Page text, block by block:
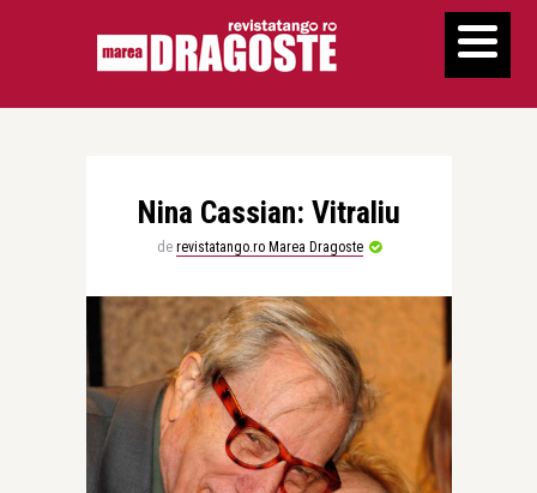
Nina Cassian: Vitraliu
de revistatango.ro Marea Dragoste